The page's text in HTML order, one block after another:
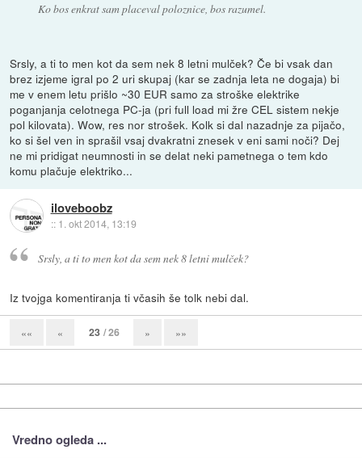
Ko bos enkrat sam placeval poloznice, bos razumel.
Srsly, a ti to men kot da sem nek 8 letni mulček? Če bi vsak dan
brez izjeme igral po 2 uri skupaj (kar se zadnja leta ne dogaja) bi
me v enem letu prišlo ~30 EUR samo za stroške elektrike
poganjanja celotnega PC-ja (pri full load mi žre CEL sistem nekje
pol kilovata). Wow, res nor strošek. Kolk si dal nazadnje za pijačo,
ko si šel ven in sprašil vsaj dvakratni znesek v eni sami noči? Dej
ne mi pridigat neumnosti in se delat neki pametnega o tem kdo
komu plačuje elektriko...
iloveboobz
:: 1. okt 2014, 13:19
Srsly, a ti to men kot da sem nek 8 letni mulček?
Iz tvojga komentiranja ti včasih še tolk nebi dal.
«« « 23 / 26 » »»
Vredno ogleda ...